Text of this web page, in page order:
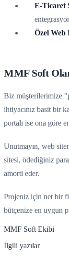
E-Ticaret
Özel Web
MMF Soft
Biz müşterilerimize
ihtiyacınız basit bir
portalı ise ona göre
Unutmayın, web
sitesi, ödediğiniz
amorti eder.
Projeniz için net bir
bütçenize en uygun
MMF Soft Ekibi
İlgili yazılar